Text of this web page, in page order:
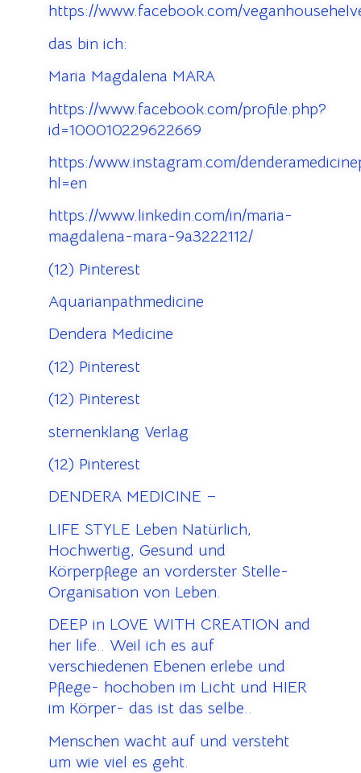
https://www.facebook.com/
das bin ich:
Maria Magdalena MARA
https://www.facebook.com/profile.php?
id=100010229622669
https:/www.instagram.com/
hl=en
https://www.linkedin.com/in/maria-
magdalena-mara-9a3222112/
(12) Pinterest
Aquarianpathmedicine
Dendera Medicine
(12) Pinterest
(12) Pinterest
sternenklang Verlag
(12) Pinterest
DENDERA MEDICINE –
LIFE STYLE Leben Natürlich,
Hochwertig, Gesund und
Körperpflege an vorderster Stelle-
Organisation von Leben.
DEEP in LOVE WITH CREATION and
her life.. Weil ich es auf
verschiedenen Ebenen erlebe und
Pflege- hochoben im Licht und HIER
im Körper- das ist das selbe..
Menschen wacht auf und versteht
um wie viel es geht.